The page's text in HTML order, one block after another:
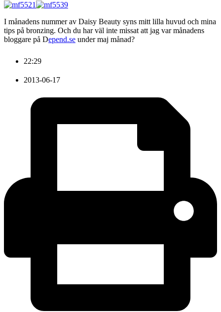
I månadens nummer av Daisy Beauty syns mitt lilla huvud och mina
tips på bronzing. Och du har väl inte missat att jag var månadens
bloggare på Depend.se under maj månad?
22:29
2013-06-17